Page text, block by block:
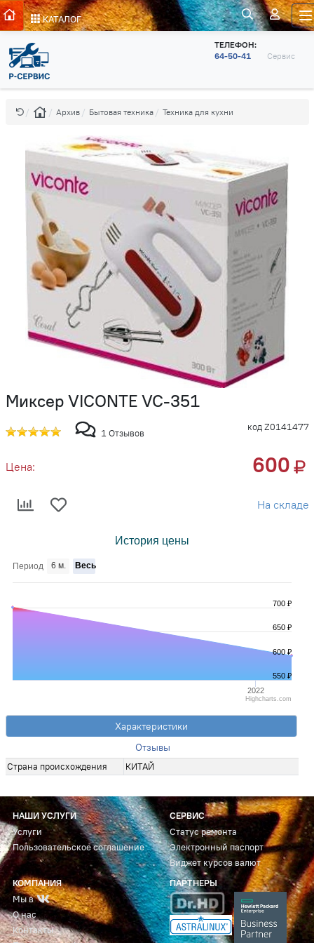
КАТАЛОГ
ТЕЛЕФОН:
64-50-41
Сервис
Архив Бытовая техника Техника для кухни
Миксер VICONTE VC-351
код Z0141477
1 Отзывов
Цена: 600
На складе
История цены
2022
600 ₽
650 ₽
700 ₽
550 ₽
Период 6 м. Весь
Highcharts.com
Характеристики
Отзывы
Страна происхождения КИТАЙ
НАШИ УСЛУГИ
Услуги
Пользовательское соглашение
СЕРВИС
Статус ремонта
Электронный паспорт
Виджет курсов валют
КОМПАНИЯ
Мы в
О нас
Контакты
ПАРТНЕРЫ